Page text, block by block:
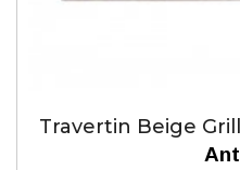
Travertin Beige